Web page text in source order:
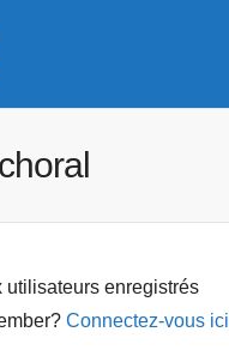
utilisateurs enregistrés
Connectez-vous ici